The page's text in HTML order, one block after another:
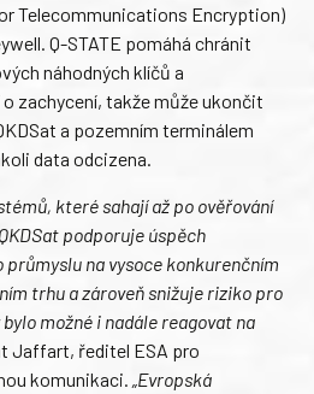
Telecommunications Encryption)
Q-STATE pomáhá chránit
náhodných klíčů a
zachycení, takže může ukončit
a pozemním terminálem
data odcizena.
které sahají až po ověřování
podporuje úspěch
průmyslu na vysoce konkurenčním
trhu a zároveň snižuje riziko pro
možné i nadále reagovat na
Jaffart, ředitel ESA pro
komunikaci.
„Evropská